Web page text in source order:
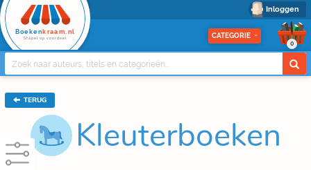
Inloggen
Boeken kraam.nl
Stapel op voordeel CATEGORIE
0
TERUG
Kleuterboeken